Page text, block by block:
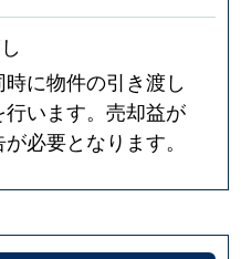
に物件の引き渡し
います。売却益が
必要となります。